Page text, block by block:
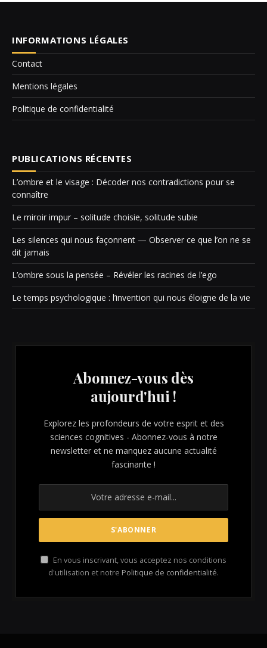
INFORMATIONS LÉGALES
Contact
Mentions légales
Politique de confidentialité
PUBLICATIONS RÉCENTES
L’ombre et le visage : Décoder nos contradictions pour se
connaître
Le miroir impur – solitude choisie, solitude subie
Les silences qui nous façonnent — Observer ce que l’on ne se
dit jamais
L’ombre sous la pensée – Révéler les racines de l’ego
Le temps psychologique : l’invention qui nous éloigne de la vie
Abonnez-vous dès
aujourd'hui !
Explorez les profondeurs de votre esprit et des
sciences cognitives - Abonnez-vous à notre
newsletter et ne manquez aucune actualité
fascinante !
En vous inscrivant, vous acceptez nos conditions
d'utilisation et notre Politique de confidentialité.